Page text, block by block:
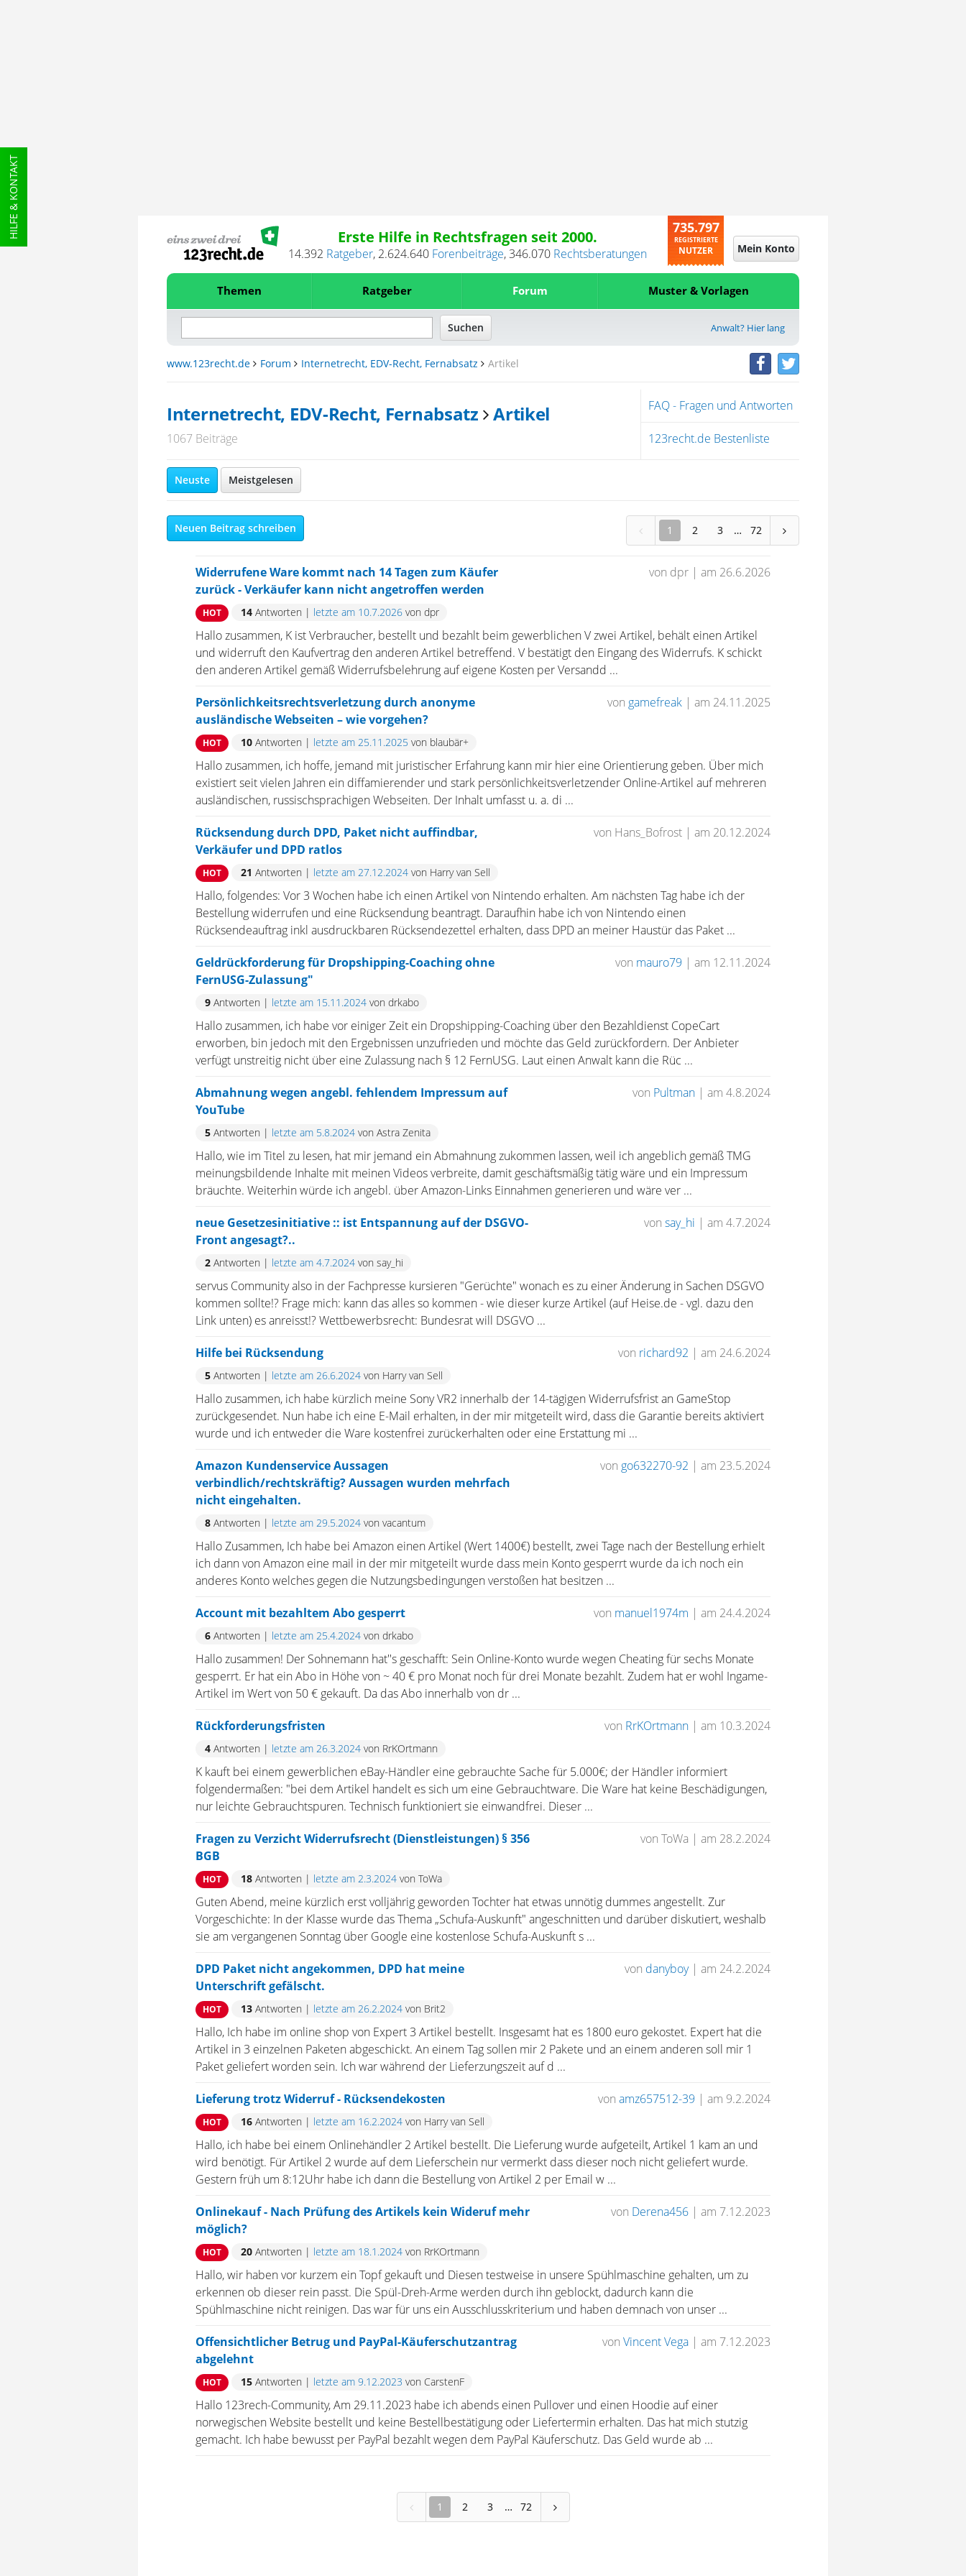
HILFE & KONTAKT Erste Hilfe in Rechtsfragen seit 2000.
14.392 Ratgeber, 2.624.640 Forenbeiträge,346.070 Rechtsberatungen
735.797
REGISTRIERTE
NUTZER Mein Konto
Themen Ratgeber Forum Muster & Vorlagen
Anwalt? Hier lang
www.123recht.de Forum Internetrecht, EDV-Recht, Fernabsatz Artikel
Internetrecht, EDV-Recht, Fernabsatz Artikel
1067 Beiträge
FAQ - Fragen und Antworten
123recht.de Bestenliste
Neuste Meistgelesen
Neuen Beitrag schreiben 1 2 3 72
Widerrufene Ware kommt nach 14 Tagen zum Käufer
zurück - Verkäufer kann nicht angetroffen werden
von dpr | am 26.6.2026
HOT 14 Antworten | letzte am 10.7.2026 von dpr
Hallo zusammen, K ist Verbraucher, bestellt und bezahlt beim gewerblichen V zwei Artikel, behält einen Artikel
und widerruft den Kaufvertrag den anderen Artikel betreffend. V bestätigt den Eingang des Widerrufs. K schickt
den anderen Artikel gemäß Widerrufsbelehrung auf eigene Kosten per Versandd ...
Persönlichkeitsrechtsverletzung durch anonyme
ausländische Webseiten – wie vorgehen?
von gamefreak | am 24.11.2025
HOT 10 Antworten | letzte am 25.11.2025 von blaubär+
Hallo zusammen, ich hoffe, jemand mit juristischer Erfahrung kann mir hier eine Orientierung geben. Über mich
existiert seit vielen Jahren ein diffamierender und stark persönlichkeitsverletzender Online-Artikel auf mehreren
ausländischen, russischsprachigen Webseiten. Der Inhalt umfasst u. a. di ...
Rücksendung durch DPD, Paket nicht auffindbar,
Verkäufer und DPD ratlos
von Hans_Bofrost | am 20.12.2024
HOT 21 Antworten | letzte am 27.12.2024 von Harry van Sell
Hallo, folgendes: Vor 3 Wochen habe ich einen Artikel von Nintendo erhalten. Am nächsten Tag habe ich der
Bestellung widerrufen und eine Rücksendung beantragt. Daraufhin habe ich von Nintendo einen
Rücksendeauftrag inkl ausdruckbaren Rücksendezettel erhalten, dass DPD an meiner Haustür das Paket ...
Geldrückforderung für Dropshipping-Coaching ohne
FernUSG-Zulassung"
von mauro79 | am 12.11.2024
9 Antworten | letzte am 15.11.2024 von drkabo
Hallo zusammen, ich habe vor einiger Zeit ein Dropshipping-Coaching über den Bezahldienst CopeCart
erworben, bin jedoch mit den Ergebnissen unzufrieden und möchte das Geld zurückfordern. Der Anbieter
verfügt unstreitig nicht über eine Zulassung nach § 12 FernUSG. Laut einen Anwalt kann die Rüc ...
Abmahnung wegen angebl. fehlendem Impressum auf
YouTube
von Pultman | am 4.8.2024
5 Antworten | letzte am 5.8.2024 von Astra Zenita
Hallo, wie im Titel zu lesen, hat mir jemand ein Abmahnung zukommen lassen, weil ich angeblich gemäß TMG
meinungsbildende Inhalte mit meinen Videos verbreite, damit geschäftsmäßig tätig wäre und ein Impressum
bräuchte. Weiterhin würde ich angebl. über Amazon-Links Einnahmen generieren und wäre ver ...
neue Gesetzesinitiative :: ist Entspannung auf der DSGVO-
Front angesagt?..
von say_hi | am 4.7.2024
2 Antworten | letzte am 4.7.2024 von say_hi
servus Community also in der Fachpresse kursieren "Gerüchte" wonach es zu einer Änderung in Sachen DSGVO
kommen sollte!? Frage mich: kann das alles so kommen - wie dieser kurze Artikel (auf Heise.de - vgl. dazu den
Link unten) es anreisst!? Wettbewerbsrecht: Bundesrat will DSGVO ...
Hilfe bei Rücksendung von richard92 | am 24.6.2024
5 Antworten | letzte am 26.6.2024 von Harry van Sell
Hallo zusammen, ich habe kürzlich meine Sony VR2 innerhalb der 14-tägigen Widerrufsfrist an GameStop
zurückgesendet. Nun habe ich eine E-Mail erhalten, in der mir mitgeteilt wird, dass die Garantie bereits aktiviert
wurde und ich entweder die Ware kostenfrei zurückerhalten oder eine Erstattung mi ...
Amazon Kundenservice Aussagen
verbindlich/rechtskräftig? Aussagen wurden mehrfach
nicht eingehalten.
von go632270-92 | am 23.5.2024
8 Antworten | letzte am 29.5.2024 von vacantum
Hallo Zusammen, Ich habe bei Amazon einen Artikel (Wert 1400€) bestellt, zwei Tage nach der Bestellung erhielt
ich dann von Amazon eine mail in der mir mitgeteilt wurde dass mein Konto gesperrt wurde da ich noch ein
anderes Konto welches gegen die Nutzungsbedingungen verstoßen hat besitzen ...
Account mit bezahltem Abo gesperrt von manuel1974m | am 24.4.2024
6 Antworten | letzte am 25.4.2024 von drkabo
Hallo zusammen! Der Sohnemann hat''s geschafft: Sein Online-Konto wurde wegen Cheating für sechs Monate
gesperrt. Er hat ein Abo in Höhe von ~ 40 € pro Monat noch für drei Monate bezahlt. Zudem hat er wohl Ingame-
Artikel im Wert von 50 € gekauft. Da das Abo innerhalb von dr ...
Rückforderungsfristen von RrKOrtmann | am 10.3.2024
4 Antworten | letzte am 26.3.2024 von RrKOrtmann
K kauft bei einem gewerblichen eBay-Händler eine gebrauchte Sache für 5.000€; der Händler informiert
folgendermaßen: "bei dem Artikel handelt es sich um eine Gebrauchtware. Die Ware hat keine Beschädigungen,
nur leichte Gebrauchtspuren. Technisch funktioniert sie einwandfrei. Dieser ...
Fragen zu Verzicht Widerrufsrecht (Dienstleistungen) § 356
BGB
von ToWa | am 28.2.2024
HOT 18 Antworten | letzte am 2.3.2024 von ToWa
Guten Abend, meine kürzlich erst volljährig geworden Tochter hat etwas unnötig dummes angestellt. Zur
Vorgeschichte: In der Klasse wurde das Thema „Schufa-Auskunft" angeschnitten und darüber diskutiert, weshalb
sie am vergangenen Sonntag über Google eine kostenlose Schufa-Auskunft s ...
DPD Paket nicht angekommen, DPD hat meine
Unterschrift gefälscht.
von danyboy | am 24.2.2024
HOT 13 Antworten | letzte am 26.2.2024 von Brit2
Hallo, Ich habe im online shop von Expert 3 Artikel bestellt. Insgesamt hat es 1800 euro gekostet. Expert hat die
Artikel in 3 einzelnen Paketen abgeschickt. An einem Tag sollen mir 2 Pakete und an einem anderen soll mir 1
Paket geliefert worden sein. Ich war während der Lieferzungszeit auf d ...
Lieferung trotz Widerruf - Rücksendekosten von amz657512-39 | am 9.2.2024
HOT 16 Antworten | letzte am 16.2.2024 von Harry van Sell
Hallo, ich habe bei einem Onlinehändler 2 Artikel bestellt. Die Lieferung wurde aufgeteilt, Artikel 1 kam an und
wird benötigt. Für Artikel 2 wurde auf dem Lieferschein nur vermerkt dass dieser noch nicht geliefert wurde.
Gestern früh um 8:12Uhr habe ich dann die Bestellung von Artikel 2 per Email w ...
Onlinekauf - Nach Prüfung des Artikels kein Wideruf mehr
möglich?
von Derena456 | am 7.12.2023
HOT 20 Antworten | letzte am 18.1.2024 von RrKOrtmann
Hallo, wir haben vor kurzem ein Topf gekauft und Diesen testweise in unsere Spühlmaschine gehalten, um zu
erkennen ob dieser rein passt. Die Spül-Dreh-Arme werden durch ihn geblockt, dadurch kann die
Spühlmaschine nicht reinigen. Das war für uns ein Ausschlusskriterium und haben demnach von unser ...
Offensichtlicher Betrug und PayPal-Käuferschutzantrag
abgelehnt
von Vincent Vega | am 7.12.2023
HOT 15 Antworten | letzte am 9.12.2023 von CarstenF
Hallo 123rech-Community, Am 29.11.2023 habe ich abends einen Pullover und einen Hoodie auf einer
norwegischen Website bestellt und keine Bestellbestätigung oder Liefertermin erhalten. Das hat mich stutzig
gemacht. Ich habe bewusst per PayPal bezahlt wegen dem PayPal Käuferschutz. Das Geld wurde ab ...
1 2 3 72